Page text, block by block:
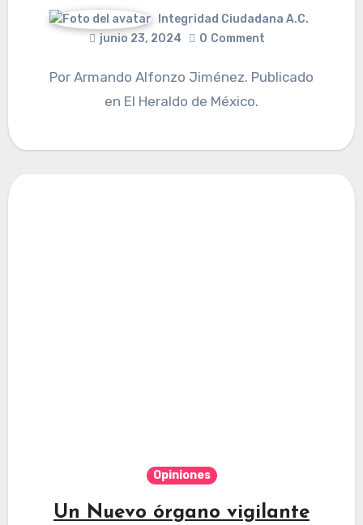
Integridad Ciudadana A.C.
junio 23, 2024
0 Comment
Por Armando Alfonzo Jiménez. Publicado
en El Heraldo de México.
Opiniones
Un Nuevo órgano vigilante